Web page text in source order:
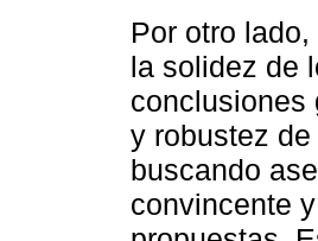
Por otro
la solidez de
conclusiones
y robustez
buscando
convincente